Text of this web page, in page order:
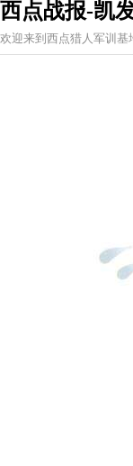
西点战报-凯
欢迎来到西点猎人军训基